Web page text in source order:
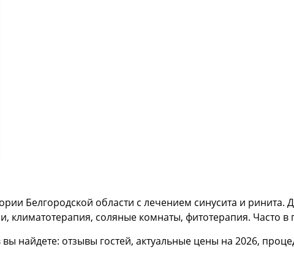
Белгородской области с лечением синусита и
климатотерапия, соляные комнаты, фитотерапия. Часто в
вы найдете: отзывы гостей, актуальные цены на 2026,